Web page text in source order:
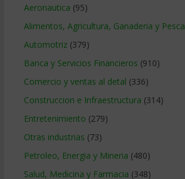
Aeronautica (95)
Alimentos, Agricultura, Ganaderia y Pesca
Automotriz(379)
Banca y Servicios Financieros (910)
Comercio y ventas al detal (336)
Construccion e Infraestructura (314)
Entretenimiento (279)
Otras industrias (73)
Petroleo, Energia y Mineria (480)
Salud, Medicina y Farmacia (348)